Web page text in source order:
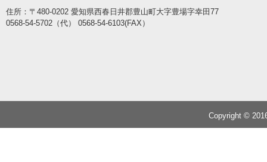
住所：〒480-0202 愛知県西春日井郡豊山町大字豊場字幸田77
0568-54-5702（代）
0568-54-6103(FAX）
Copyright ©